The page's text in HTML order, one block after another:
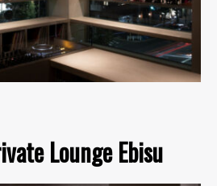
Lounge Ebisu